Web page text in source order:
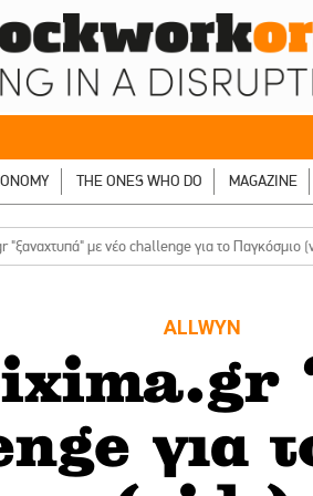
THE ONES WHO DO MAGAZINE
με νέο challenge για το Παγκόσμιο
ALLWYN
για